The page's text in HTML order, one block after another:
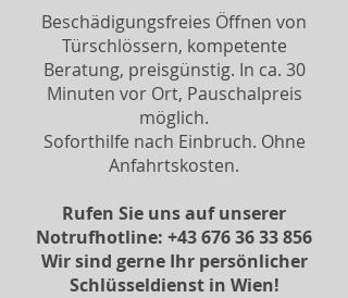
Beschädigungsfreies Öffnen von
Türschlössern, kompetente
Beratung, preisgünstig. In ca. 30
Minuten vor Ort, Pauschalpreis
möglich.
Soforthilfe nach Einbruch. Ohne
Anfahrtskosten.
Rufen Sie uns auf unserer
Notrufhotline: +43 676 36 33 856
Wir sind gerne Ihr persönlicher
Schlüsseldienst in Wien!